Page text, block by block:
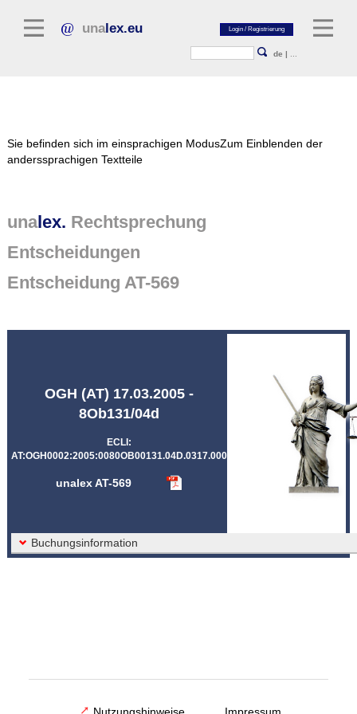
unalex.eu
de |
Normtexte
Rechtsprechung
Sie befinden sich im einsprachigen ModusZum Einblenden der
anderssprachigen Textteile
unalex. Rechtsprechung
Entscheidungen
Entscheidung AT-569
OGH (AT) 17.03.2005 -
8Ob131/04d
ECLI:
AT:OGH0002:2005:0080OB00131.04D.0317.000
unalex AT-569
Buchungsinformation
Nutzungshinweise Impressum